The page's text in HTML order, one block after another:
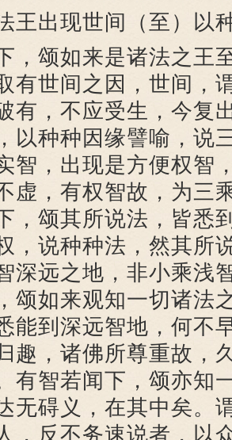
出现世间（至）以
颂如来是诸法之王
有世间之因，世间，
有，不应受生，今复
以种种因缘譬喻，说
智，出现是方便权智
虚，有权智故，为三
，颂其所说法，皆悉
，说种种法，然其所
深远之地，非小乘浅
颂如来观知一切诸法
能到深远智地，何不
趣，诸佛所尊重故，
有智若闻下，颂亦知
无碍义，在其中矣。
，反不务速说者，以